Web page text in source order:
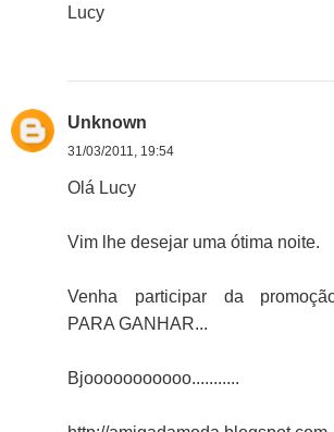
Lucy
Unknown
31/03/2011, 19:54
Olá Lucy
Vim lhe desejar uma ótima noite.
Venha participar da
PARA GANHAR...
Bjooooooooooo...........